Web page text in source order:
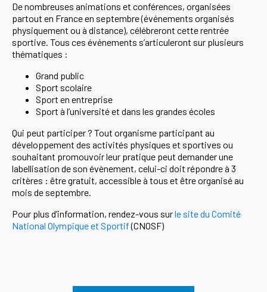
De nombreuses animations et conférences, organisées
partout en France en septembre (événements organisés
physiquement ou à distance), célébreront cette rentrée
sportive. Tous ces événements s’articuleront sur plusieurs
thématiques :
Grand public
Sport scolaire
Sport en entreprise
Sport à l’université et dans les grandes écoles
Qui peut participer ? Tout organisme participant au
développement des activités physiques et sportives ou
souhaitant promouvoir leur pratique peut demander une
labellisation de son évènement, celui-ci doit répondre à 3
critères : être gratuit, accessible à tous et être organisé au
mois de septembre.
Pour plus d’information, rendez-vous surle site du Comité
National Olympique et Sportif(CNOSF)